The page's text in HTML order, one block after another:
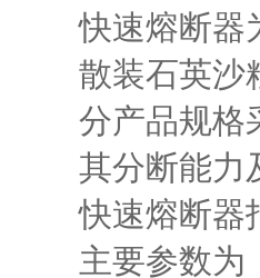
快速熔断器
散装石英沙
分产品规格
其分断能力
快速熔断器
主要参数为